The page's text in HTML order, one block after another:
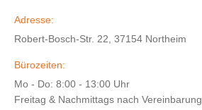
Adresse:
Robert-Bosch-Str. 22, 37154 Northeim
Bürozeiten:
Mo - Do: 8:00 - 13:00 Uhr
Freitag & Nachmittags nach Vereinbarung